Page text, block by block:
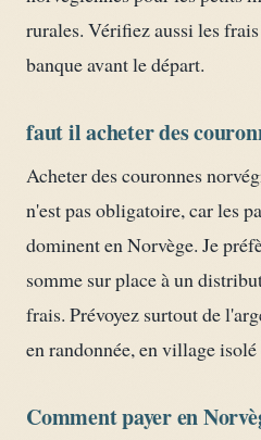
rurales. Vérifiez aussi les
banque avant le départ.
faut il acheter des
Acheter des couronnes
n'est pas obligatoire, car les
dominent en Norvège. Je
somme sur place à un
frais. Prévoyez surtout de
en randonnée, en village
Comment payer en